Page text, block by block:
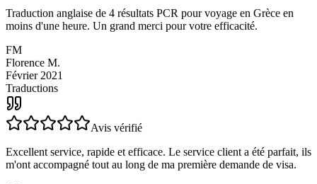
Avis vérifié
Traduction anglaise de 4 résultats PCR pour voyage en Grèce en
moins d'une heure. Un grand merci pour votre efficacité.
FM
Florence M.
Février 2021
Traductions
Avis vérifié